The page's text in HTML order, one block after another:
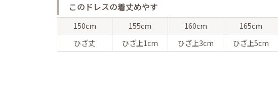
このドレスの着丈めやす
150cm 155cm 160cm 165cm
ひざ丈
ひざ上1cm ひざ上3cm ひざ上5cm